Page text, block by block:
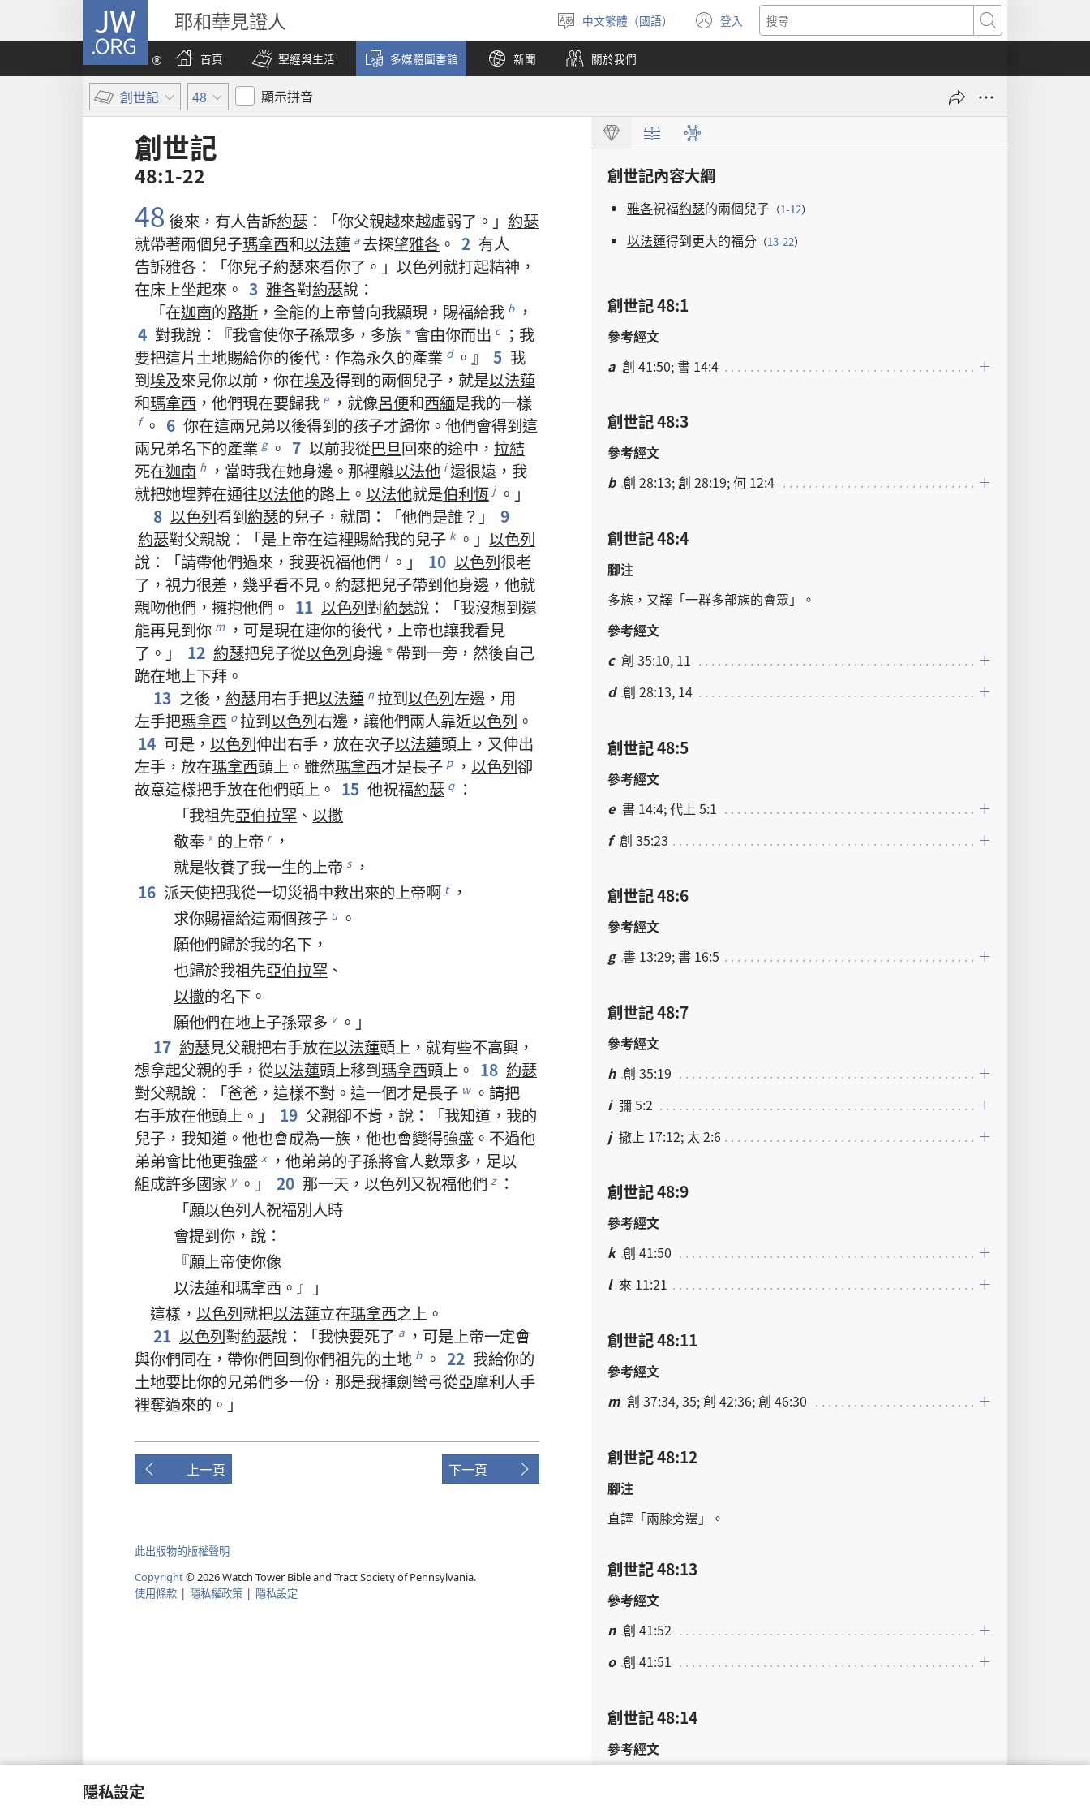
隱私設定
JW.ORG 耶和華見證人
選
擇
語
言
中文繁體（國語） 登入
（開
啟
視
搜
尋
首頁
聖經與生活 多媒體圖書館 新聞 關於我們
創世記 48 顯示拼音
創世記
48:1-22
48 後來 ， 有人告訴約瑟 ：「你父親越來越虛弱了 。」 約瑟
就帶著兩個兒子瑪拿西和以法蓮 a 去探望雅各 。 2 有人
告訴雅各 ：「你兒子約瑟來看你了 。」 以色列就打起精神 ，
在床上坐起來 。 3 雅各對約瑟說 ：
「在迦南的路斯 ， 全能的上帝曾向我顯現 ， 賜福給我 b ，
4 對我說 ：『我會使你子孫眾多 ， 多族* 會由你而出 c ； 我
要把這片土地賜給你的後代 ， 作為永久的產業 d 。』 5 我
到埃及來見你以前 ， 你在埃及得到的兩個兒子 ， 就是以法蓮
和瑪拿西 ， 他們現在要歸我 e ， 就像呂便和西緬是我的一樣
f 。 6 你在這兩兄弟以後得到的孩子才歸你 。 他們會得到這
兩兄弟名下的產業 g 。 7 以前我從巴旦回來的途中 ， 拉結
死在迦南 h ， 當時我在她身邊 。 那裡離以法他 i 還很遠 ， 我
就把她埋葬在通往以法他的路上 。 以法他就是伯利恆 j 。」
8 以色列看到約瑟的兒子 ， 就問 ：「他們是誰？」
9
約瑟對父親說 ：「是上帝在這裡賜給我的兒子 k 。」 以色列
說 ：「請帶他們過來 ， 我要祝福他們 l 。」 10 以色列很老
了 ， 視力很差 ， 幾乎看不見 。 約瑟把兒子帶到他身邊 ， 他就
親吻他們 ， 擁抱他們 。 11 以色列對約瑟說 ：「我沒想到還
能再見到你 m ， 可是現在連你的後代 ， 上帝也讓我看見
了 。」 12 約瑟把兒子從以色列身邊* 帶到一旁 ， 然後自己
跪在地上下拜 。
13 之後 ， 約瑟用右手把以法蓮 n 拉到以色列左邊 ， 用
左手把瑪拿西 o 拉到以色列右邊 ， 讓他們兩人靠近以色列 。
14 可是 ， 以色列伸出右手 ， 放在次子以法蓮頭上 ， 又伸出
左手 ， 放在瑪拿西頭上 。 雖然瑪拿西才是長子 p ， 以色列卻
故意這樣把手放在他們頭上 。 15 他祝福約瑟 q
：
「我祖先亞伯拉罕 、以撒
敬奉* 的上帝 r ，
就是牧養了我一生的 上帝 s ，
16 派天使把我從一切災禍中救出來的上帝啊 t ，
求你賜福給這兩個孩子 u 。
願他們歸於我的名下 ，
也歸於我祖先亞伯拉罕 、
以撒的名下 。
願他們在地上子孫眾多 v 。」
17 約瑟見父親把右手放在以法蓮頭上 ， 就有些不高興 ，
想拿起父親的手 ， 從以法蓮頭上移到瑪拿西頭上 。 18 約瑟
對父親說 ：「爸爸 ， 這樣不對 。 這一個才是長子 w 。 請把
右手放在他頭上 。」 19 父親卻不肯 ， 說 ：「我知道 ， 我的
兒子 ， 我知道 。 他也會成為一族 ， 他也會變得強盛 。 不過他
弟弟會比他更強盛 x ， 他弟弟的子孫將會人數眾多 ， 足以
組成許多國家 y 。」 20 那一天 ， 以色列又祝福他們 z
：
「願以色列人祝福別人時
會提到你 ，說 ：
『願上帝使你像
以法蓮和瑪拿西 。』」
這樣 ， 以色列就把以法蓮立在瑪拿西之上 。
21 以色列對約瑟說 ：「我快要死了 a ， 可是上帝一定會
與你們同在 ， 帶你們回到你們祖先的土地 b 。 22 我給你的
土地要比你的兄弟們多一份 ， 那是我揮劍彎弓從亞摩利人手
裡奪過來的 。」
上一頁 下一頁
此出版物的版權聲明
Copyright©2026Watch Tower Bible and Tract Society of Pennsylvania.
使用條款 | 隱私權政策 | 隱私設定
創世記內容大綱
雅各祝福約瑟的兩個兒子 （1-12）
以法蓮得到更大的福分 （13-22）
創世記 48:1
參考經文
a 創 41:50; 書 14:4
創世記 48:3
參考經文
b 創 28:13; 創 28:19; 何 12:4
創世記 48:4
腳注
多族 ， 又譯 「一群多部族的會眾 」。
參考經文
c 創 35:10, 11
d 創 28:13, 14
創世記 48:5
參考經文
e 書 14:4; 代上 5:1
f 創 35:23
創世記 48:6
參考經文
g 書 13:29; 書 16:5
創世記 48:7
參考經文
h 創 35:19
i 彌 5:2
j 撒上 17:12; 太 2:6
創世記 48:9
參考經文
k 創 41:50
l 來 11:21
創世記 48:11
參考經文
m 創 37:34, 35; 創 42:36; 創 46:30
創世記 48:12
腳注
直譯 「兩膝旁邊 」。
創世記 48:13
參考經文
n 創 41:52
o 創 41:51
創世記 48:14
參考經文